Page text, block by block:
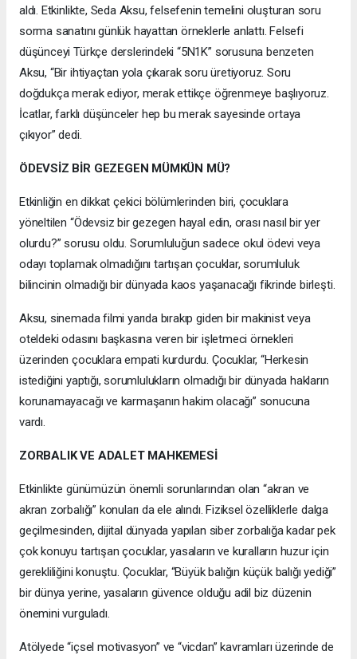
aldı. Etkinlikte, Seda Aksu, felsefenin temelini oluşturan soru
sorma sanatını günlük hayattan örneklerle anlattı. Felsefi
düşünceyi Türkçe derslerindeki “5N1K” sorusuna benzeten
Aksu, “Bir ihtiyaçtan yola çıkarak soru üretiyoruz. Soru
doğdukça merak ediyor, merak ettikçe öğrenmeye başlıyoruz.
İcatlar, farklı düşünceler hep bu merak sayesinde ortaya
çıkıyor” dedi.
ÖDEVSİZ BİR GEZEGEN MÜMKÜN MÜ?
Etkinliğin en dikkat çekici bölümlerinden biri, çocuklara
yöneltilen “Ödevsiz bir gezegen hayal edin, orası nasıl bir yer
olurdu?” sorusu oldu. Sorumluluğun sadece okul ödevi veya
odayı toplamak olmadığını tartışan çocuklar, sorumluluk
bilincinin olmadığı bir dünyada kaos yaşanacağı fikrinde birleşti.
Aksu, sinemada filmi yarıda bırakıp giden bir makinist veya
oteldeki odasını başkasına veren bir işletmeci örnekleri
üzerinden çocuklara empati kurdurdu. Çocuklar, “Herkesin
istediğini yaptığı, sorumlulukların olmadığı bir dünyada hakların
korunamayacağı ve karmaşanın hakim olacağı” sonucuna
vardı.
ZORBALIK VE ADALET MAHKEMESİ
Etkinlikte günümüzün önemli sorunlarından olan “akran ve
akran zorbalığı” konuları da ele alındı. Fiziksel özelliklerle dalga
geçilmesinden, dijital dünyada yapılan siber zorbalığa kadar pek
çok konuyu tartışan çocuklar, yasaların ve kuralların huzur için
gerekliliğini konuştu. Çocuklar, “Büyük balığın küçük balığı yediği”
bir dünya yerine, yasaların güvence olduğu adil biz düzenin
önemini vurguladı.
Atölyede “içsel motivasyon” ve “vicdan” kavramları üzerinde de